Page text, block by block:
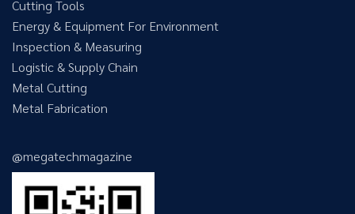
Cutting Tools
Energy & Equipment For Environment
Inspection & Measuring
Logistic & Supply Chain
Metal Cutting
Metal Fabrication
@megatechmagazine